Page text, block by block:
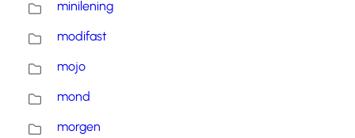
minilening
modifast
mojo
mond
morgen